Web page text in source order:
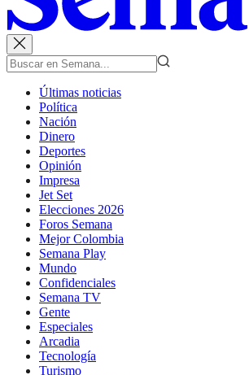
Últimas noticias
Política
Nación
Dinero
Deportes
Opinión
Impresa
Jet Set
Elecciones 2026
Foros Semana
Mejor Colombia
Semana Play
Mundo
Confidenciales
Semana TV
Gente
Especiales
Arcadia
Tecnología
Turismo